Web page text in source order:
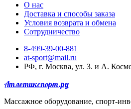
О нас
Доставка и способы заказа
Условия возврата и обмена
Сотрудничество
8-499-39-00-881
at-sport@mail.ru
РФ, г. Москва, ул. З. и А.
Атлетикспорт.ру
Массажное оборудование, спорт-